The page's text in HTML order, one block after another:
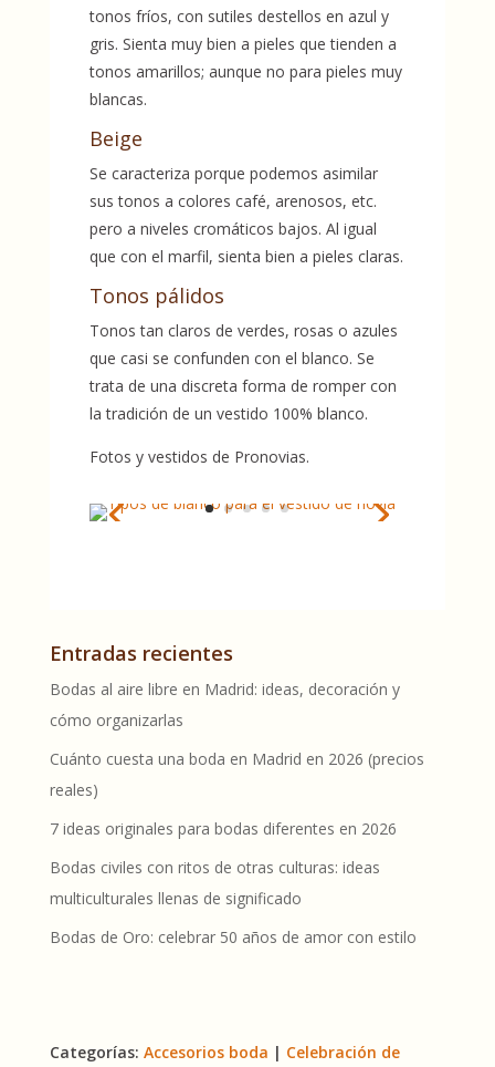
tonos fríos, con sutiles destellos en azul y
gris. Sienta muy bien a pieles que tienden a
tonos amarillos; aunque no para pieles muy
blancas.
Beige
Se caracteriza porque podemos asimilar
sus tonos a colores café, arenosos, etc.
pero a niveles cromáticos bajos. Al igual
que con el marfil, sienta bien a pieles claras.
Tonos pálidos
Tonos tan claros de verdes, rosas o azules
que casi se confunden con el blanco. Se
trata de una discreta forma de romper con
la tradición de un vestido 100% blanco.
Fotos y vestidos de Pronovias.
Entradas recientes
Bodas al aire libre en Madrid: ideas, decoración y
cómo organizarlas
Cuánto cuesta una boda en Madrid en 2026 (precios
reales)
7 ideas originales para bodas diferentes en 2026
Bodas civiles con ritos de otras culturas: ideas
multiculturales llenas de significado
Bodas de Oro: celebrar 50 años de amor con estilo
Categorías: Accesorios boda | Celebración de